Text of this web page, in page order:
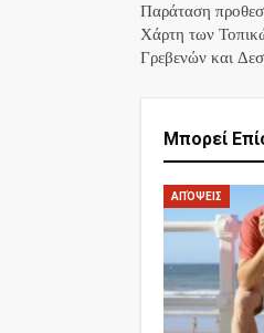
Παράταση
Χάρτη των
Γρεβενών και
Μπορεί
ΑΠΌΨΕΙΣ